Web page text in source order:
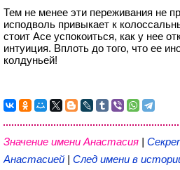
Тем не менее эти переживания не
исподволь привыкает к
стоит Асе успокоиться, как у нее
интуиция. Вплоть до того, что ее
колдуньей!
Значение имени Анастасия |
Анастасией | След имени в